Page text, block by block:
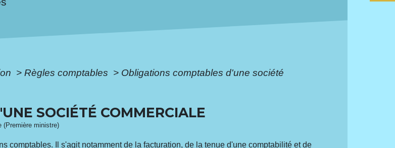
> Règles comptables > Obligations comptables d'une société
SOCIÉTÉ COMMERCIALE
(Première ministre)
comptables. Il s'agit notamment de la facturation, de la tenue d'une comptabilité et de